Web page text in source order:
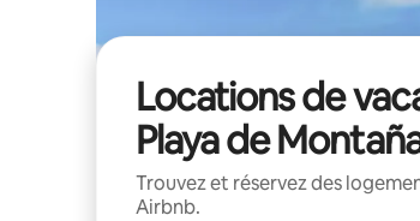
Locations de
Playa de
Trouvez et réservez des
Airbnb.